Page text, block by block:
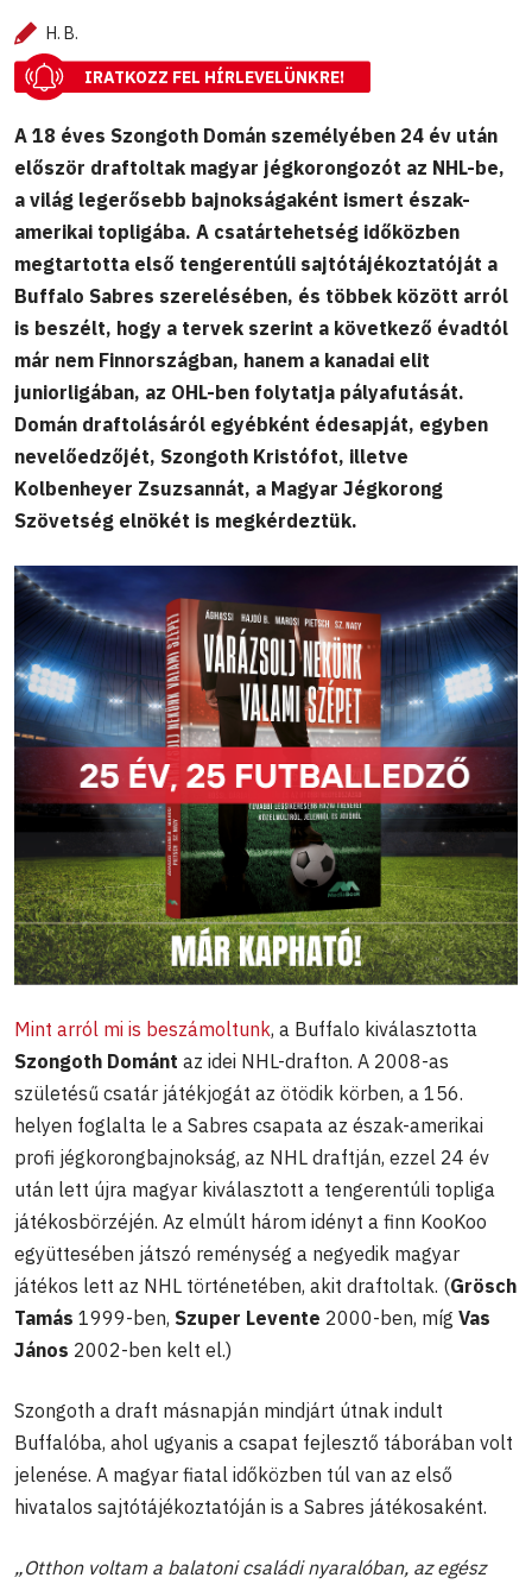
H. B.
IRATKOZZ FEL HÍRLEVELÜNKRE!
A 18 éves Szongoth Domán személyében 24 év után
először draftoltak magyar jégkorongozót az NHL-be,
a világ legerősebb bajnokságaként ismert észak-
amerikai topligába. A csatártehetség időközben
megtartotta első tengerentúli sajtótájékoztatóját a
Buffalo Sabres szerelésében, és többek között arról
is beszélt, hogy a tervek szerint a következő évadtól
már nem Finnországban, hanem a kanadai elit
juniorligában, az OHL-ben folytatja pályafutását.
Domán draftolásáról egyébként édesapját, egyben
nevelőedzőjét, Szongoth Kristófot, illetve
Kolbenheyer Zsuzsannát, a Magyar Jégkorong
Szövetség elnökét is megkérdeztük.
Mint arról mi is beszámoltunk, a Buffalo kiválasztotta
Szongoth Dománt az idei NHL-drafton. A 2008-as
születésű csatár játékjogát az ötödik körben, a 156.
helyen foglalta le a Sabres csapata az észak-amerikai
profi jégkorongbajnokság, az NHL draftján, ezzel 24 év
után lett újra magyar kiválasztott a tengerentúli topliga
játékosbörzéjén. Az elmúlt három idényt a finn KooKoo
együttesében játszó reménység a negyedik magyar
játékos lett az NHL történetében, akit draftoltak. (Grösch
Tamás 1999-ben, Szuper Levente 2000-ben, míg Vas
János 2002-ben kelt el.)
Szongoth a draft másnapján mindjárt útnak indult
Buffalóba, ahol ugyanis a csapat fejlesztő táborában volt
jelenése. A magyar fiatal időközben túl van az első
hivatalos sajtótájékoztatóján is a Sabres játékosaként.
„Otthon voltam a balatoni családi nyaralóban, az egész